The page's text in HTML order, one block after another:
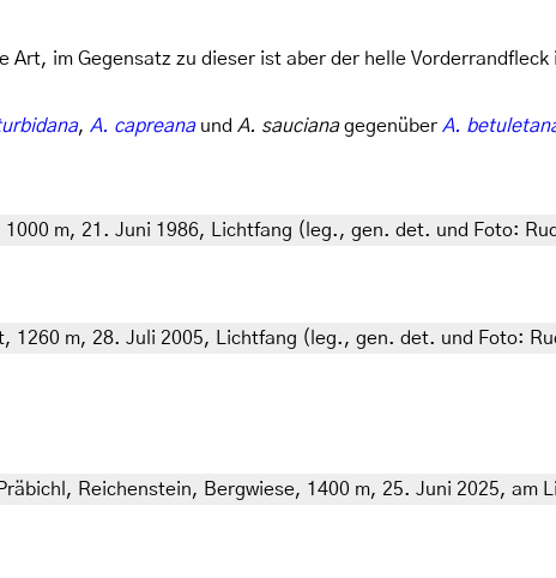
Art, im Gegensatz zu dieser ist aber der helle
, A. capreanaund A. saucianagegenüber A.
m, 21. Juni 1986, Lichtfang (leg., gen. det. und Foto:
1260 m, 28. Juli 2005, Lichtfang (leg., gen. det. und Foto:
Reichenstein, Bergwiese, 1400 m, 25. Juni 2025, am